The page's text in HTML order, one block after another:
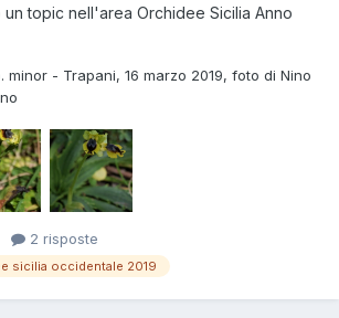
un topic nell'area Orchidee Sicilia Anno
minor - Trapani, 16 marzo 2019, foto di Nino
2 risposte
sicilia occidentale 2019